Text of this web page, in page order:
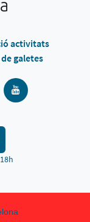
activitats
galetes